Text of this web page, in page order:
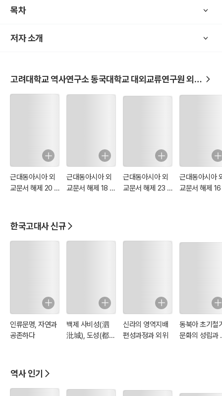
국관련 주요자료를 선별했다. 그리고 선별된 자료를 각자 전공에 맞게
맡길 수 없어 일차로 번역 해제된 자료는 다시 팀 내부에서 각국의 원
목차
저자 소개
고려대학교 역사연구소 동국대학교 대외교류연구원 외교
문서 해제집
근대동아시아 외
교문서 해제 20 :
근대동아시아 외
교문서 해제 18 :
근대동아시아 외
교문서 해제 23 :
근대동아시아
교문서 해제
한국고대사 신규
인류문명, 자연과
공존하다
백제 사비성(泗
沘城), 도성(都
신라의 영역지배
편성과정과 외위
동북아 초기철
문화의 성립과
역사 인기